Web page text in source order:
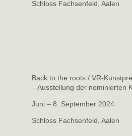
Schloss Fachsenfeld, Aalen
Back to the roots / VR-
– Ausstellung der nominierten
Juni – 8. September 2024
Schloss Fachsenfeld, Aalen